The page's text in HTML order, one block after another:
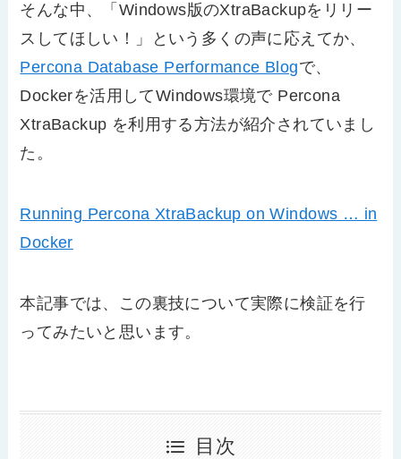
そんな中、「Windows版のXtraBackupをリリー
スしてほしい！」という多くの声に応えてか、
Percona Database Performance Blogで、
Dockerを活用してWindows環境で Percona
XtraBackup を利用する方法が紹介されていまし
た。
Running Percona XtraBackup on Windows … in
Docker
本記事では、この裏技について実際に検証を行
ってみたいと思います。
目次